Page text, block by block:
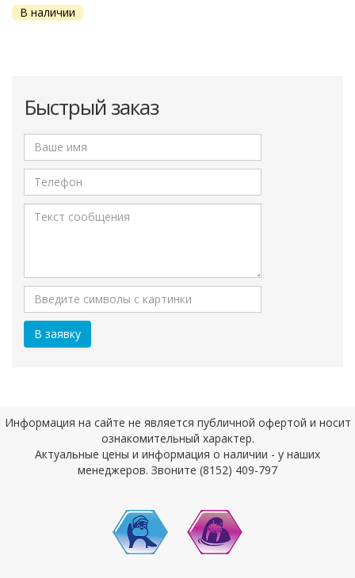
В наличии
Быстрый заказ
Информация на сайте не является публичной офертой и носит
ознакомительный характер.
Актуальные цены и информация о наличии - у наших
менеджеров. Звоните (8152) 409-797